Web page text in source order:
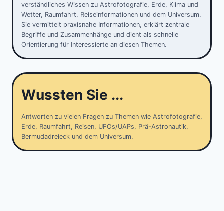
verständliches Wissen zu Astrofotografie, Erde, Klima und
Wetter, Raumfahrt, Reiseinformationen und dem Universum.
Sie vermittelt praxisnahe Informationen, erklärt zentrale
Begriffe und Zusammenhänge und dient als schnelle
Orientierung für Interessierte an diesen Themen.
Wussten Sie ...
Antworten zu vielen Fragen zu Themen wie Astrofotografie,
Erde, Raumfahrt, Reisen, UFOs/UAPs, Prä-Astronautik,
Bermudadreieck und dem Universum.